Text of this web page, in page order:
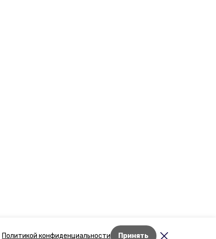
Политикой конфиденциальности Принять
Лента новостей